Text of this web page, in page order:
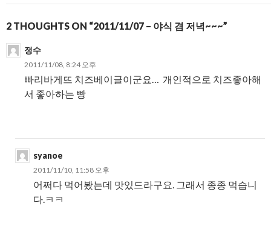
이
션
2 THOUGHTS ON “2011/11/07 – 야식 겸 저녁~~~”
정수
2011/11/08, 8:24 오후
빠리바게뜨 치즈베이글이군요… 개인적으로 치즈좋아해
서 좋아하는 빵
syanoe
2011/11/10, 11:58 오후
어쩌다 먹어봤는데 맛있드라구요. 그래서 종종 먹습니
다.ㅋㅋ